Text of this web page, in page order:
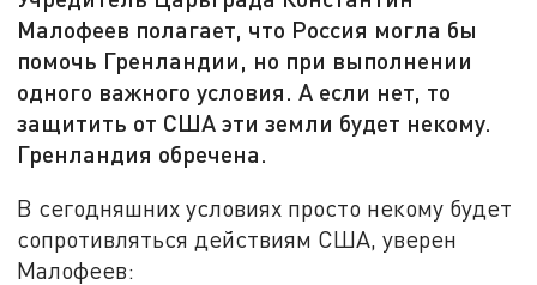
Малофеев полагает, что Россия могла бы
помочь Гренландии, но при выполнении
одного важного условия. А если нет, то
защитить от США эти земли будет некому.
Гренландия обречена.
В сегодняшних условиях просто некому будет
сопротивляться действиям США, уверен
Малофеев: